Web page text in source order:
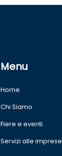
Menu
Home
Chi Siamo
Fiere e eventi
Servizi alle imprese